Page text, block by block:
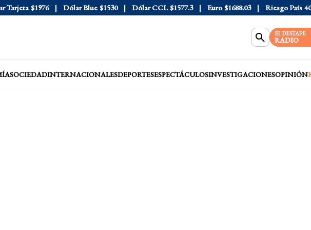
$1976 Dólar Blue $1530 Dólar CCL $1577.3 Euro $1688.03 Riesgo País 408
EL DESTAPE
RADIO
SOCIEDADINTERNACIONALESDEPORTESESPECTÁCULOSINVESTIGACIONESOPINIÓN